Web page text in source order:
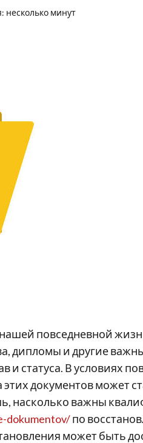
несколько минут
повседневной
дипломы и другие
и статуса. В условиях
документов может
насколько важны
dokumentov/по
может быть